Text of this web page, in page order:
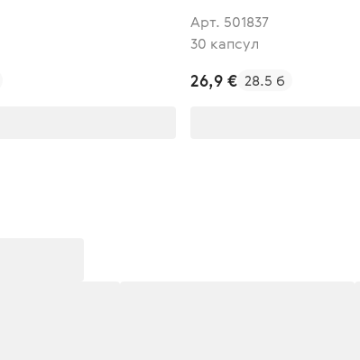
Арт. 501837
30 капсул
26,9 € 28.5 б